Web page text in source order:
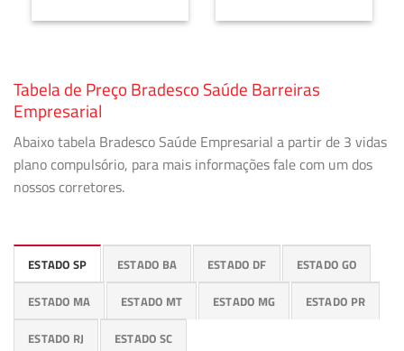
Tabela de Preço Bradesco Saúde Barreiras
Empresarial
Abaixo tabela Bradesco Saúde Empresarial a partir de 3 vidas
plano compulsório, para mais informações fale com um dos
nossos corretores.
ESTADO SP ESTADO BA ESTADO DF ESTADO GO
ESTADO MA ESTADO MT ESTADO MG ESTADO PR
ESTADO RJ ESTADO SC